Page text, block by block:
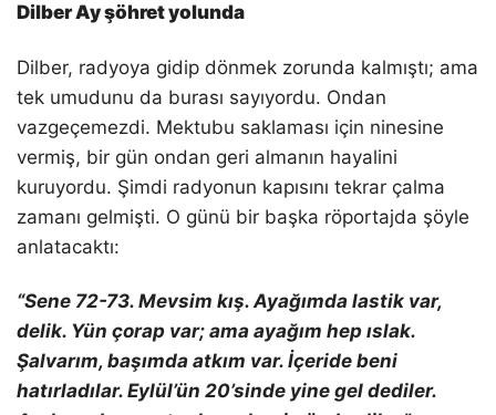
Dilber Ay şöhret yolunda
Dilber, radyoya gidip dönmek zorunda kalmıştı; ama
tek umudunu da burası sayıyordu. Ondan
vazgeçemezdi. Mektubu saklaması için ninesine
vermiş, bir gün ondan geri almanın hayalini
kuruyordu. Şimdi radyonun kapısını tekrar çalma
zamanı gelmişti. O günü bir başka röportajda şöyle
anlatacaktı:
“Sene 72-73. Mevsim kış. Ayağımda lastik var,
delik. Yün çorap var; ama ayağım hep ıslak.
Şalvarım, başımda atkım var. İçeride beni
hatırladılar. Eylül’ün 20’sinde yine gel dediler.